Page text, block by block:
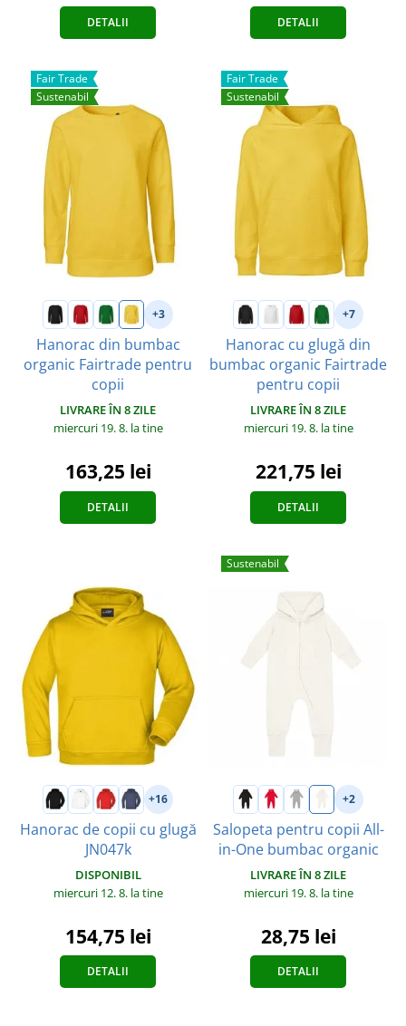
DETALII DETALII
Fair Trade
Sustenabil
+3
Hanorac din bumbac
organic Fairtrade pentru
copii
LIVRARE ÎN 8 ZILE
miercuri 19. 8. la tine
163,25 lei
DETALII
Fair Trade
Sustenabil
+7
Hanorac cu glugă din
bumbac organic Fairtrade
pentru copii
LIVRARE ÎN 8 ZILE
miercuri 19. 8. la tine
221,75 lei
DETALII
+16
Hanorac de copii cu glugă
JN047k
DISPONIBIL
miercuri 12. 8. la tine
154,75 lei
DETALII
Sustenabil
+2
Salopeta pentru copii All-
in-One bumbac organic
LIVRARE ÎN 8 ZILE
miercuri 19. 8. la tine
28,75 lei
DETALII